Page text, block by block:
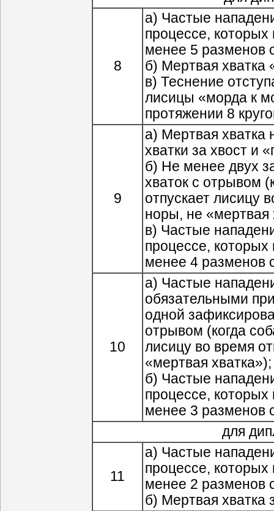
8
а) Частые
процессе, которых
менее 5 разменов
б) Мертвая хватка
в) Теснение
лисицы «морда к
протяжении 8
9
а) Мертвая хватка
хватки за хвост и
б) Не менее двух
хваток с отрывом
отпускает лисицу
норы, не «мертвая
в) Частые
процессе, которых
менее 4 разменов
10
а) Частые
обязательными
одной
отрывом (когда
лисицу во время
«мертвая хватка»);
б) Частые
процессе, которых
менее 3 разменов
для
11
а) Частые
процессе, которых
менее 2 разменов
б) Мертвая хватка